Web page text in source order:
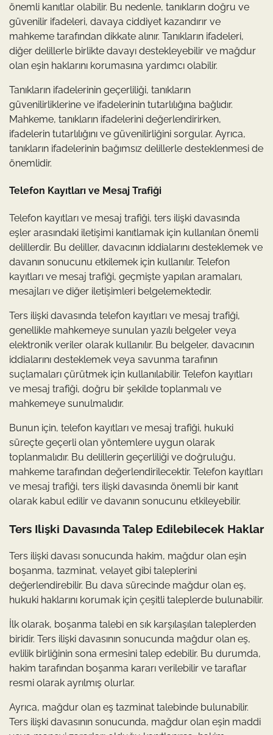
önemli kanıtlar olabilir. Bu nedenle, tanıkların doğru ve
güvenilir ifadeleri, davaya ciddiyet kazandırır ve
mahkeme tarafından dikkate alınır. Tanıkların ifadeleri,
diğer delillerle birlikte davayı destekleyebilir ve mağdur
olan eşin haklarını korumasına yardımcı olabilir.
Tanıkların ifadelerinin geçerliliği, tanıkların
güvenilirliklerine ve ifadelerinin tutarlılığına bağlıdır.
Mahkeme, tanıkların ifadelerini değerlendirirken,
ifadelerin tutarlılığını ve güvenilirliğini sorgular. Ayrıca,
tanıkların ifadelerinin bağımsız delillerle desteklenmesi de
önemlidir.
Telefon Kayıtları ve Mesaj Trafiği
Telefon kayıtları ve mesaj trafiği, ters ilişki davasında
eşler arasındaki iletişimi kanıtlamak için kullanılan önemli
delillerdir. Bu deliller, davacının iddialarını desteklemek ve
davanın sonucunu etkilemek için kullanılır. Telefon
kayıtları ve mesaj trafiği, geçmişte yapılan aramaları,
mesajları ve diğer iletişimleri belgelemektedir.
Ters ilişki davasında telefon kayıtları ve mesaj trafiği,
genellikle mahkemeye sunulan yazılı belgeler veya
elektronik veriler olarak kullanılır. Bu belgeler, davacının
iddialarını desteklemek veya savunma tarafının
suçlamaları çürütmek için kullanılabilir. Telefon kayıtları
ve mesaj trafiği, doğru bir şekilde toplanmalı ve
mahkemeye sunulmalıdır.
Bunun için, telefon kayıtları ve mesaj trafiği, hukuki
süreçte geçerli olan yöntemlere uygun olarak
toplanmalıdır. Bu delillerin geçerliliği ve doğruluğu,
mahkeme tarafından değerlendirilecektir. Telefon kayıtları
ve mesaj trafiği, ters ilişki davasında önemli bir kanıt
olarak kabul edilir ve davanın sonucunu etkileyebilir.
Ters Ilişki Davasında Talep Edilebilecek Haklar
Ters ilişki davası sonucunda hakim, mağdur olan eşin
boşanma, tazminat, velayet gibi taleplerini
değerlendirebilir. Bu dava sürecinde mağdur olan eş,
hukuki haklarını korumak için çeşitli taleplerde bulunabilir.
İlk olarak, boşanma talebi en sık karşılaşılan taleplerden
biridir. Ters ilişki davasının sonucunda mağdur olan eş,
evlilik birliğinin sona ermesini talep edebilir. Bu durumda,
hakim tarafından boşanma kararı verilebilir ve taraflar
resmi olarak ayrılmış olurlar.
Ayrıca, mağdur olan eş tazminat talebinde bulunabilir.
Ters ilişki davasının sonucunda, mağdur olan eşin maddi